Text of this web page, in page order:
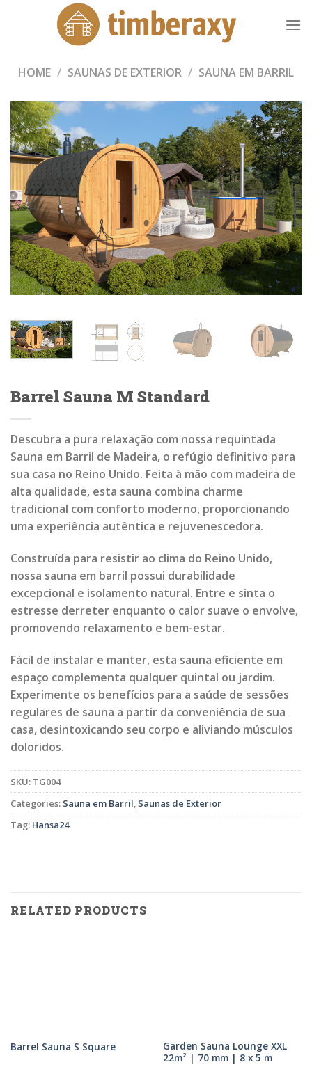
HOME / SAUNAS DE EXTERIOR / SAUNA EM BARRIL
Barrel Sauna M Standard
Descubra a pura relaxação com nossa requintada
Sauna em Barril de Madeira, o refúgio definitivo para
sua casa no Reino Unido. Feita à mão com madeira de
alta qualidade, esta sauna combina charme
tradicional com conforto moderno, proporcionando
uma experiência autêntica e rejuvenescedora.
Construída para resistir ao clima do Reino Unido,
nossa sauna em barril possui durabilidade
excepcional e isolamento natural. Entre e sinta o
estresse derreter enquanto o calor suave o envolve,
promovendo relaxamento e bem-estar.
Fácil de instalar e manter, esta sauna eficiente em
espaço complementa qualquer quintal ou jardim.
Experimente os benefícios para a saúde de sessões
regulares de sauna a partir da conveniência de sua
casa, desintoxicando seu corpo e aliviando músculos
doloridos.
SKU: TG004
Categories: Sauna em Barril Saunas de Exterior
Tag: Hansa24
RELATED PRODUCTS
Barrel Sauna S Square
Garden Sauna Lounge XXL
22m² | 70 mm | 8 x 5 m